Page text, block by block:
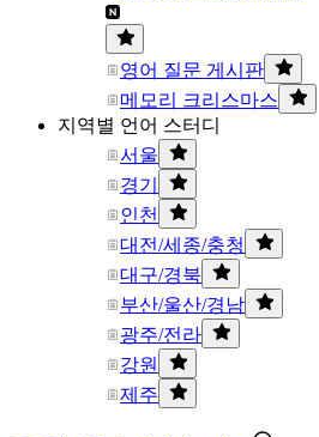
영어 질문 게시판
메모리 크리스마스
지역별 언어 스터디
서울
경기
인천
대전/세종/충청
대구/경북
부산/울산/경남
광주/전라
강원
제주